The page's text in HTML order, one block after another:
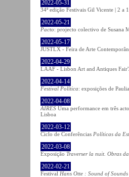
2022-05-31
34ª edição Festivais Gil Vicente | 2 a
2022-05-21
Pacto: projecto colectivo de Susana
2022-05-17
JUSTLX - Feira de Arte
2022-04-29
LAAF - Lisbon Art and Antiques
2022-04-14
Festival Política: exposições de
2022-04-08
AIRES Uma performance em três
Lisboa
2022-03-12
Ciclo de Conferências Políticas da
2022-03-08
Exposição Traverser la nuit. Obras
2022-02-21
Festival Hans Otte : Sound of Sounds